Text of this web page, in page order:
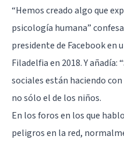
“Hemos creado algo que
psicología humana”
presidente de Facebook en
Filadelfia en 2018. Y añadía:
sociales están haciendo
no sólo el de los niños.
En los foros en los que
peligros en la red,